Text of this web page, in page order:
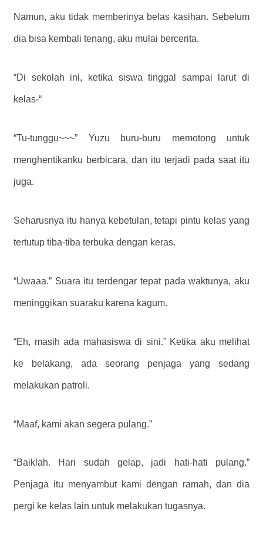
Namun, aku tidak memberinya belas kasihan. Sebelum
dia bisa kembali tenang, aku mulai bercerita.
“Di sekolah ini, ketika siswa tinggal sampai larut di
kelas-“
“Tu-tunggu~~~” Yuzu buru-buru memotong untuk
menghentikanku berbicara, dan itu terjadi pada saat itu
juga.
Seharusnya itu hanya kebetulan, tetapi pintu kelas yang
tertutup tiba-tiba terbuka dengan keras.
“Uwaaa.” Suara itu terdengar tepat pada waktunya, aku
meninggikan suaraku karena kagum.
“Eh, masih ada mahasiswa di sini.” Ketika aku melihat
ke belakang, ada seorang penjaga yang sedang
melakukan patroli.
“Maaf, kami akan segera pulang.”
“Baiklah. Hari sudah gelap, jadi hati-hati pulang.”
Penjaga itu menyambut kami dengan ramah, dan dia
pergi ke kelas lain untuk melakukan tugasnya.